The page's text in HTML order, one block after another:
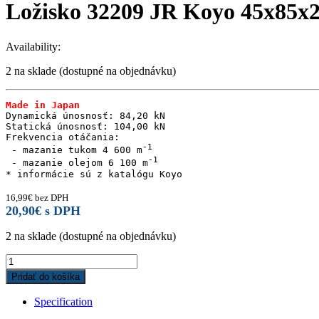
Ložisko 32209 JR Koyo
Availability:
2 na sklade (dostupné na objednávku)
Made in Japan
Dynamická únosnosť: 84,20 kN
Statická únosnosť: 104,00 kN
Frekvencia otáčania:
- mazanie tukom 4 600 m
- mazanie olejom 6 100 m
16,99€ bez DPH
20,90€ s DPH
2 na sklade (dostupné na objednávku)
Ložisko
32209
JR
Koyo
45x85x24,75
Pridať do košíka
Specification